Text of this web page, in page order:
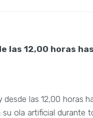
las 12,00 horas
las 12,00 horas
ola artificial durante